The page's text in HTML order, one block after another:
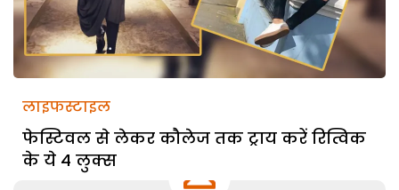
लाइफस्टाइल
फेस्टिवल से लेकर कौलेज तक ट्राय करें रित्विक
के ये 4 लुक्स